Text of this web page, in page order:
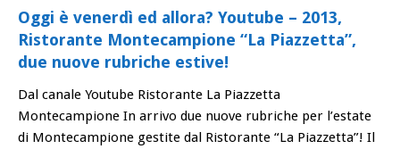
Oggi è venerdì ed allora? Youtube – 2013,
Ristorante Montecampione “La Piazzetta”,
due nuove rubriche estive!
Dal canale Youtube Ristorante La Piazzetta
Montecampione In arrivo due nuove rubriche per l’estate
di Montecampione gestite dal Ristorante “La Piazzetta”! Il